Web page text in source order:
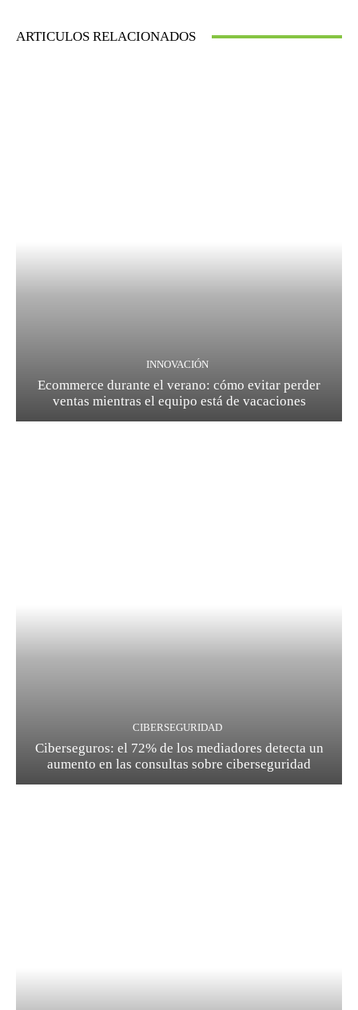
ARTICULOS RELACIONADOS
INNOVACIÓN
Ecommerce durante el verano: cómo evitar perder
ventas mientras el equipo está de vacaciones
CIBERSEGURIDAD
Ciberseguros: el 72% de los mediadores detecta un
aumento en las consultas sobre ciberseguridad